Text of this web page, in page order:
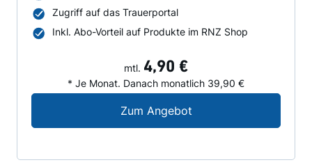
Zugriff auf das Trauerportal
Inkl. Abo-Vorteil auf Produkte im RNZ Shop
mtl. 4,90 €
* Je Monat. Danach monatlich 39,90 €
Zum AngebotDigital-Angebot für